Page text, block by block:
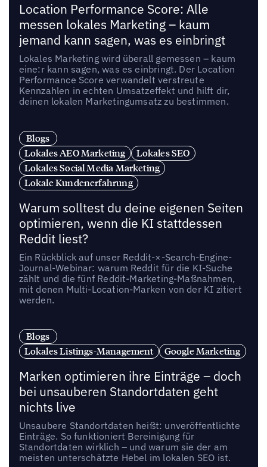
Location Performance Score: Alle
messen lokales Marketing – kaum
jemand kann sagen, was es einbringt
Lokales Marketing wird überall gemessen – kaum
eine:r kann sagen, was es einbringt. Der Location
Performance Score verwandelt verstreute
Kennzahlen in echten Umsatzeffekt und hilft dir,
deinen lokalen Marketingumsatz zu bestimmen.
Blogs
Lokales AEO Marketing
Lokales SEO
Lokales Social Media Marketing
Lokale Kundenerfahrung
Warum solltest du deine eigenen Seiten
optimieren, wenn die KI stattdessen
Reddit liest?
Ein Rückblick auf unser Reddit-×-Search-Engine-
Journal-Webinar: warum Reddit für die KI-Suche
zählt und die fünf Reddit-Marketing-Maßnahmen,
mit denen Multi-Location-Marken von der KI zitiert
werden.
Blogs
Lokales Listings-Management
Google Marketing
Marken optimieren ihre Einträge – doch
bei unsauberen Standortdaten geht
nichts live
Unsaubere Standortdaten heißt: unveröffentlichte
Einträge. So funktioniert Bereinigung für
Standortdaten wirklich – und warum sie der am
meisten unterschätzte Hebel im lokalen SEO ist.